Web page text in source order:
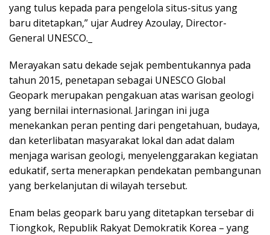
yang tulus kepada para pengelola situs-situs yang
baru ditetapkan,” ujar Audrey Azoulay, Director-
General UNESCO._
Merayakan satu dekade sejak pembentukannya pada
tahun 2015, penetapan sebagai UNESCO Global
Geopark merupakan pengakuan atas warisan geologi
yang bernilai internasional. Jaringan ini juga
menekankan peran penting dari pengetahuan, budaya,
dan keterlibatan masyarakat lokal dan adat dalam
menjaga warisan geologi, menyelenggarakan kegiatan
edukatif, serta menerapkan pendekatan pembangunan
yang berkelanjutan di wilayah tersebut.
Enam belas geopark baru yang ditetapkan tersebar di
Tiongkok, Republik Rakyat Demokratik Korea – yang